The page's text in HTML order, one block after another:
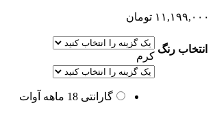
۱۱,۱۹۹,۰۰۰ تومان
انتخاب رنگ
کرم
گارانتی 18 ماهه آوات